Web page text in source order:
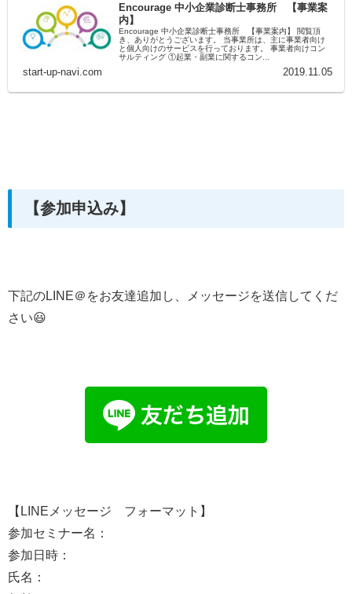
Encourage 中小企業診断士事務所 【事業案
内】
Encourage 中小企業診断士事務所 【事業案内】 閲覧頂
き、ありがとうございます。 当事業所は、主に事業者向け
と個人向けのサービスを行っております。 事業者向けコン
サルティング ①起業・副業に関するコン...
start-up-navi.com 2019.11.05
【参加申込み】
下記のLINE＠をお友達追加し、メッセージを送信してくだ
さい😃
【LINEメッセージ フォーマット】
参加セミナー名：
参加日時：
氏名：